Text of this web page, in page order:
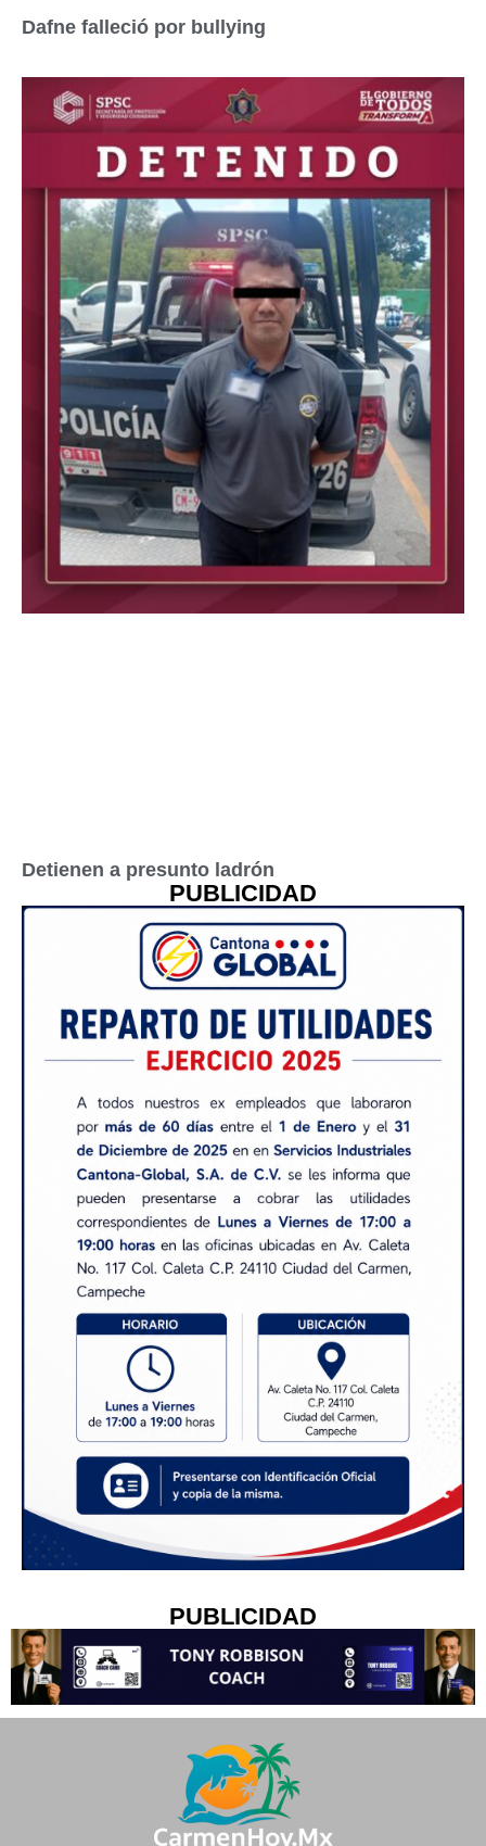
Dafne falleció por bullying
Detienen a presunto ladrón
PUBLICIDAD
PUBLICIDAD